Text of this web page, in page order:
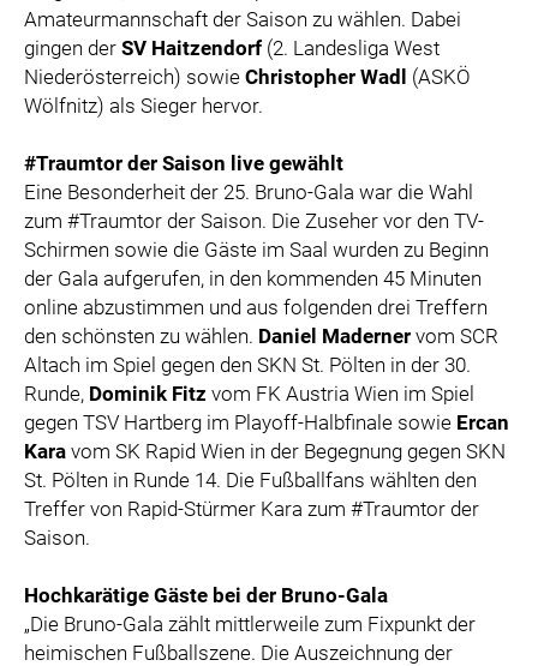
Amateurmannschaft der Saison zu wählen. Dabei
gingen der SV Haitzendorf (2. Landesliga West
Niederösterreich) sowie Christopher Wadl
(ASKÖ
Wölfnitz) als Sieger hervor.
#Traumtor der Saison live gewählt
Eine Besonderheit der 25. Bruno-Gala war die Wahl
zum #Traumtor der Saison. Die Zuseher vor den TV-
Schirmen sowie die Gäste im Saal wurden zu Beginn
der Gala aufgerufen, in den kommenden 45 Minuten
online abzustimmen und aus folgenden drei Treffern
den schönsten zu wählen. Daniel Maderner vom SCR
Altach im Spiel gegen den SKN St. Pölten in der 30.
Runde, Dominik Fitz vom FK Austria Wien im Spiel
gegen TSV Hartberg im Playoff-Halbfinale sowie Ercan
Kara vom SK Rapid Wien in der Begegnung gegen SKN
St. Pölten in Runde 14. Die Fußballfans wählten den
Treffer von Rapid-Stürmer Kara zum #Traumtor der
Saison.
Hochkarätige Gäste bei der Bruno-Gala
„Die Bruno-Gala zählt mittlerweile zum Fixpunkt der
heimischen Fußballszene. Die Auszeichnung der